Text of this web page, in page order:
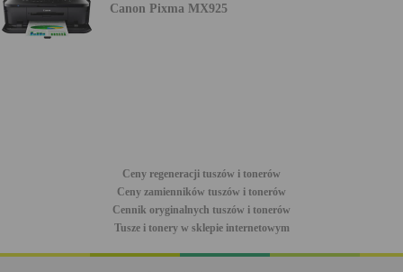
Canon Pixma MX925
Ceny regeneracji tuszów i tonerów
Ceny zamienników tuszów i tonerów
Cennik oryginalnych tuszów i tonerów
Tusze i tonery w sklepie internetowym